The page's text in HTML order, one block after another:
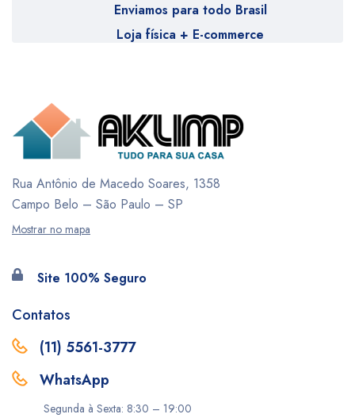
Enviamos para todo Brasil
Loja física + E-commerce
Rua Antônio de Macedo Soares, 1358
Campo Belo – São Paulo – SP
Mostrar no mapa
Site 100% Seguro
Contatos
(11) 5561-3777
WhatsApp
Segunda à Sexta: 8:30 – 19:00